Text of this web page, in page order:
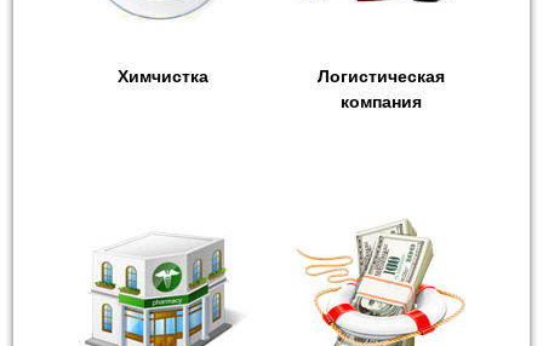
Химчистка
Логистическая
компания